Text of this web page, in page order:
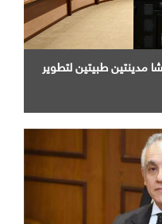
إنشا مدينتين طبيتين لتطوير